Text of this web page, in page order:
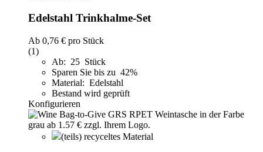
Edelstahl Trinkhalme-Set
Ab 0,76 € pro Stück
(1)
Ab: 25 Stück
Sparen Sie bis zu 42%
Material: Edelstahl
Bestand wird geprüft
Konfigurieren
(teils) recyceltes Material